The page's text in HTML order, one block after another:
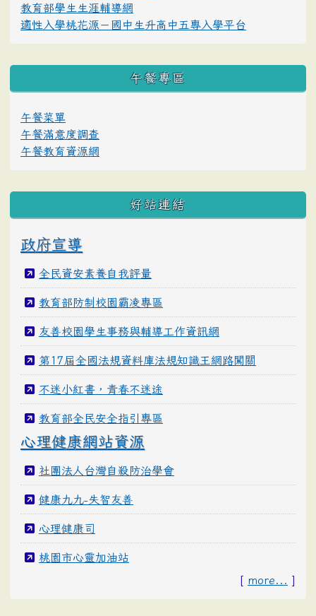
教育部學生生涯輔導網
適性入學桃花源－國中生升高中五專入學平台
午餐專區
午餐菜單
午餐滿意度調查
午餐教育資源網
好站連結
政府宣導
全民資安素養自我評量
教育部防制校園霸凌專區
友善校園學生事務與輔導工作資訊網
第17屆全國法規資料庫法規知識王網路闖關
不迷小紅書，青春不迷途
教育部全民安全指引專區
心理健康網站資源
社團法人台灣自殺防治學會
健康九九-失智友善
心理健康司
桃園市心靈加油站
[ more... ]